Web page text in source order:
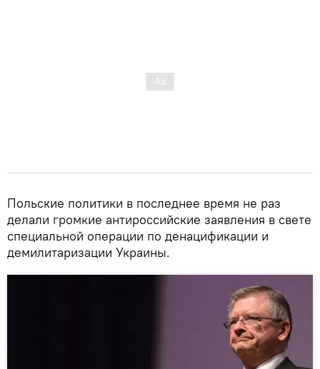
Польские политики в последнее время не раз
делали громкие антироссийские заявления в свете
специальной операции по денацификации и
демилитаризации Украины.